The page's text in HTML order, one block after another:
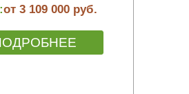
от 3 109 000 руб.